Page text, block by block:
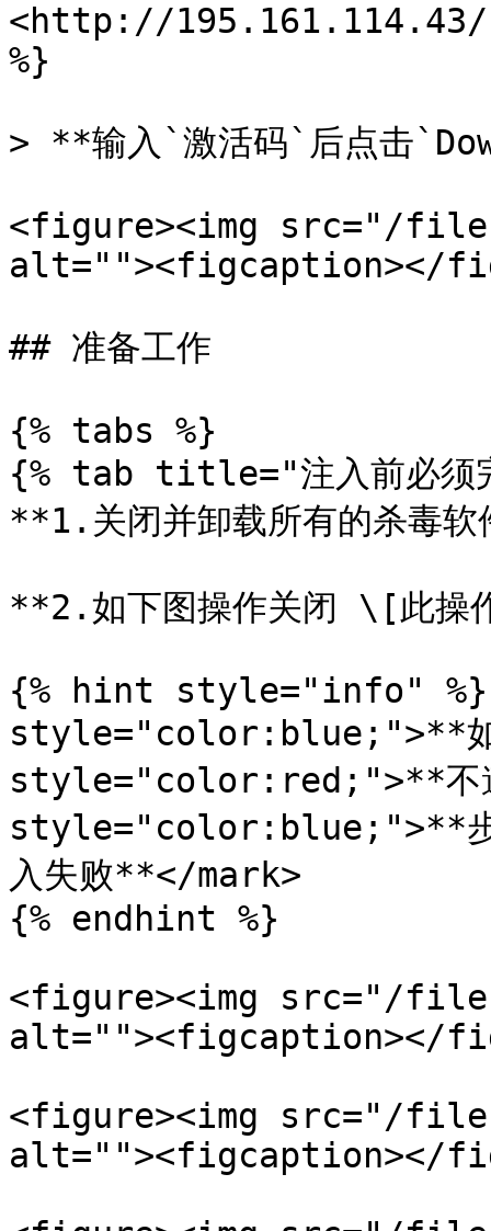
<http://195.161.114.43/
%}
> **输入`激活码`后点击
<figure><img src="/files/
alt=""><figcaption></
## 准备工作
{% tabs %}
{% tab title="注入前必须
**1.关闭并卸载所有的杀毒
**2.如下图操作关闭 \[此操
{% hint style="info" %}
style="color:blue;">**如
style="color:red;">**不
style="color:blue;">**步
入失败**</mark>
{% endhint %}
<figure><img src="/files/
alt=""><figcaption></
<figure><img src="/files/
alt=""><figcaption></